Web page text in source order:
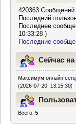
420363 Сообщений
Последний
Последнее
10:33:28 )
Последние
Сейчас
Максимум онлайн
(2026-07-20, 13:15:30)
Всего:5